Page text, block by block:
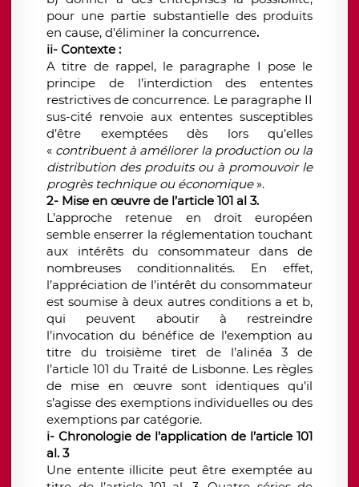
pour une partie substantielle des produits
en cause, d'éliminer la concurrence.
ii- Contexte :
A titre de rappel, le paragraphe I pose le
principe de l’interdiction des ententes
restrictives de concurrence. Le paragraphe II
sus-cité renvoie aux ententes susceptibles
d’être exemptées dès lors qu’elles
« contribuent à améliorer la production ou la
distribution des produits ou à promouvoir le
progrès technique ou économique».
2- Mise en œuvre de l’article 101 al 3.
L’approche retenue en droit européen
semble enserrer la réglementation touchant
aux intérêts du consommateur dans de
nombreuses conditionnalités. En effet,
l’appréciation de l’intérêt du consommateur
est soumise à deux autres conditions a et b,
qui peuvent aboutir à restreindre
l’invocation du bénéfice de l’exemption au
titre du troisième tiret de l’alinéa 3 de
l’article 101 du Traité de Lisbonne. Les règles
de mise en œuvre sont identiques qu’il
s’agisse des exemptions individuelles ou des
exemptions par catégorie.
i- Chronologie de l’application de l’article 101
al. 3
Une entente illicite peut être exemptée au